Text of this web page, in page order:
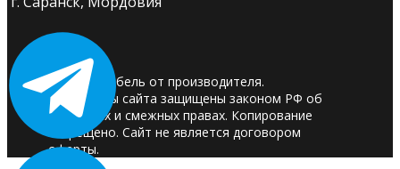
© 2025. Мебель от производителя.
Материалы сайта защищены законом РФ об
авторских и смежных правах. Копирование
запрещено. Сайт не является договором
оферты.